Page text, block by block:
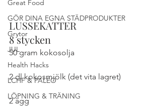
Great Food
GÖR DINA EGNA STÄDPRODUKTER
Grytor
JUL
Health Hacks
LCHF & PALEO
LÖPNING & TRÄNING
LUSSEKATTER
8 stycken
50 gram kokosolja
2 dl kokosmjölk (det vita lagret)
2 ägg